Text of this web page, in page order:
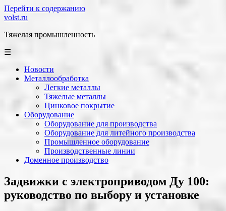
Перейти к содержанию
volst.ru
Тяжелая промышленность
☰
Новости
Металлообработка
Легкие металлы
Тяжелые металлы
Цинковое покрытие
Оборудование
Оборудование для производства
Оборудование для литейного производства
Промышленное оборудование
Производственные линии
Доменное производство
Задвижки с электроприводом Ду 100:
руководство по выбору и установке